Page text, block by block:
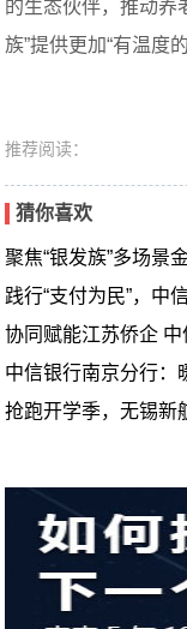
的生态伙伴，推动养
族”提供更加“有温度
推荐阅读：
猜你喜欢
聚焦“银发族”多场景
践行“支付为民”，中
协同赋能江苏侨企
中信银行南京分行：
抢跑开学季，无锡新